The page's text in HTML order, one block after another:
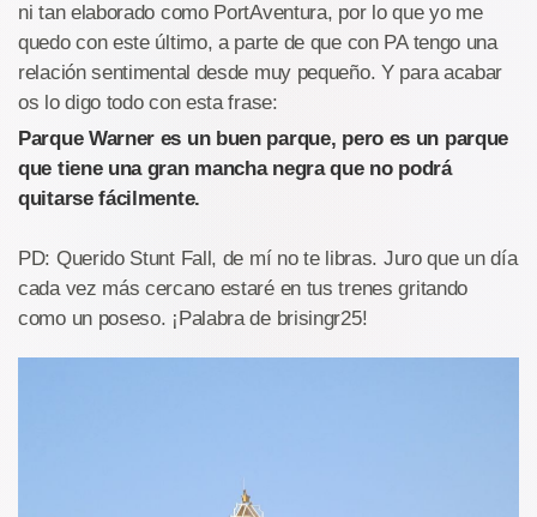
ni tan elaborado como PortAventura, por lo que yo me
quedo con este último, a parte de que con PA tengo una
relación sentimental desde muy pequeño. Y para acabar
os lo digo todo con esta frase:
Parque Warner es un buen parque, pero es un parque
que tiene una gran mancha negra que no podrá
quitarse fácilmente.
PD: Querido Stunt Fall, de mí no te libras. Juro que un día
cada vez más cercano estaré en tus trenes gritando
como un poseso. ¡Palabra de brisingr25!